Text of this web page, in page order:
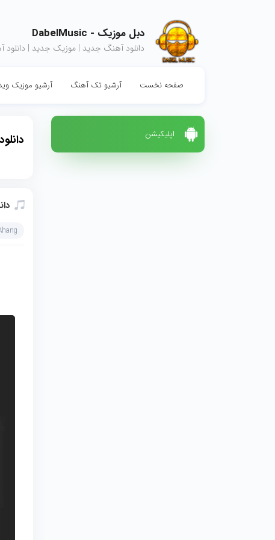
دبل موزیک - DabelMusic
دانلود آهنگ جدید | موزیک جدید | دانلود
صفحه نخست آرشیو تک آهنگ آرشیو موزیک
اپلیکیشن